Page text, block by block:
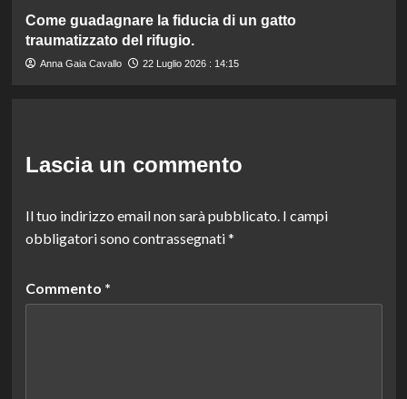
Come guadagnare la fiducia di un gatto
traumatizzato del rifugio.
Anna Gaia Cavallo 22 Luglio 2026 : 14:15
Lascia un commento
Il tuo indirizzo email non sarà pubblicato. I campi
obbligatori sono contrassegnati*
Commento *